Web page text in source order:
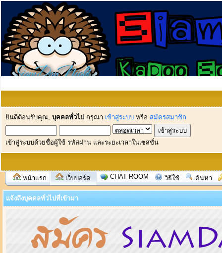
ยินดีต้อนรับคุณ, บุคคลทั่วไป กรุณา เข้าสู่ระบบ หรือ สมัครสมาชิก
เข้าสู่ระบบด้วยชื่อผู้ใช้ รหัสผ่าน และระยะเวลาในเซสชั่น
หน้าแรก เว็บบอร์ด CHAT ROOM วิธีใช้ ค้นหา
แจ้งถึงบุคคลทั่วไปที่เข้ามา